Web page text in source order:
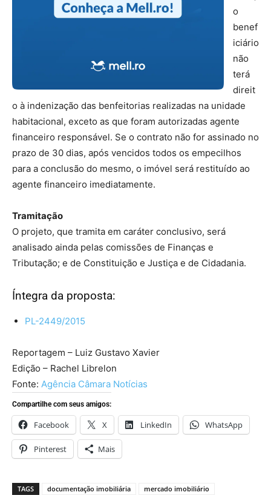
o
benef
iciário
não
terá
direit
o à indenização das benfeitorias realizadas na unidade
habitacional, exceto as que foram autorizadas agente
financeiro responsável. Se o contrato não for assinado no
prazo de 30 dias, após vencidos todos os empecilhos
para a conclusão do mesmo, o imóvel será restituído ao
agente financeiro imediatamente.
Tramitação
O projeto, que tramita em caráter conclusivo, será
analisado ainda pelas comissões de Finanças e
Tributação; e de Constituição e Justiça e de Cidadania.
Íntegra da proposta:
PL-2449/2015
Reportagem – Luiz Gustavo Xavier
Edição – Rachel Librelon
Fonte: Agência Câmara Notícias
Compartilhe com seus amigos:
Facebook X LinkedIn WhatsApp
Pinterest Mais
TAGS documentação imobiliária
mercado imobiliário